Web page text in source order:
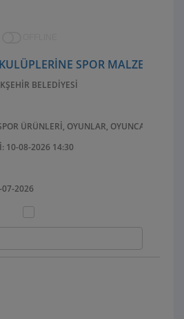
SPOR MALZEMESİ
BELEDIYESI
ÜRÜNLERI, OYUNLAR, OYUNCAKLAR, EL
10-08-2026 14:30
2026